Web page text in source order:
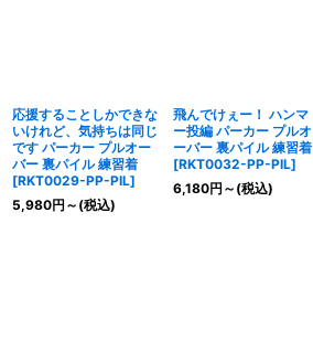
応援することしかできな
いけれど、気持ちは同じ
です パーカー プルオー
バー 裏パイル 練習着
[RKT0029-PP-PIL]
5,980円 ～ (税込)
飛んでけぇー！ ハンマ
ー投編 パーカー プルオ
ーバー 裏パイル 練習着
[RKT0032-PP-PIL]
6,180円 ～ (税込)